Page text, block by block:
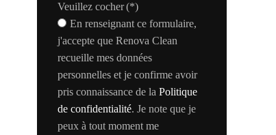
Veuillez cocher (*)
En renseignant ce formulaire,
j'accepte que Renova Clean
recueille mes données
personnelles et je confirme avoir
pris connaissance de la Politique
de confidentialité. Je note que je
peux à tout moment me